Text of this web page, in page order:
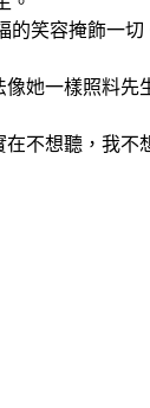
笑容掩飾一切
像她一樣照料
不想聽，我